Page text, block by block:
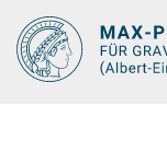
Hauptinhalt